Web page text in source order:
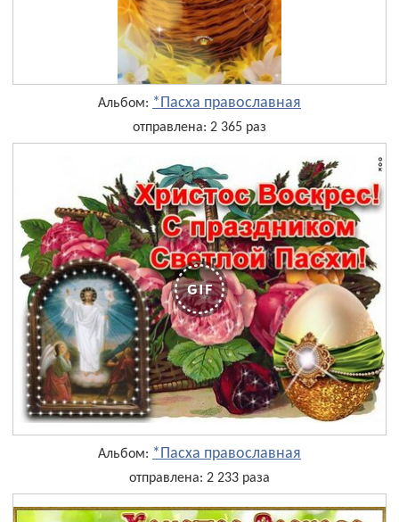
Альбом: *Пасха православная
отправлена: 2 365 раз
Альбом: *Пасха православная
отправлена: 2 233 раза